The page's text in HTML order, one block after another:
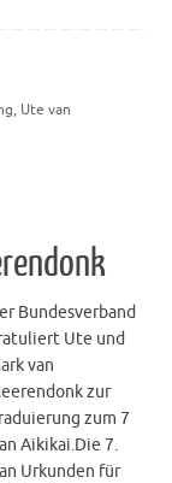
, Ute van
Bundesverband
Ute und
van
zur
zum 7
Aikikai.Die 7.
Urkunden für